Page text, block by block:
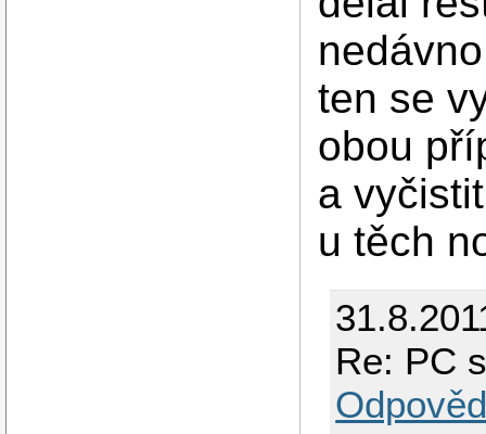
ten se
obou
a
u těch
Re: PC